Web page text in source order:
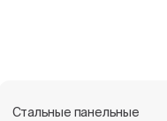
Стальные панельные